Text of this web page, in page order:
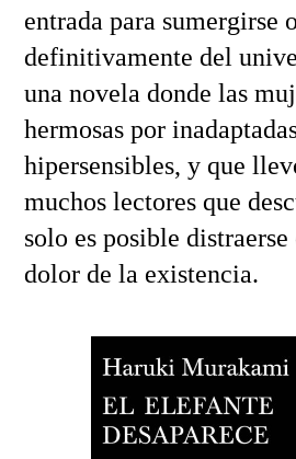
entrada para sumergirse
definitivamente del
una novela donde las
hermosas por
hipersensibles, y que
muchos lectores que
solo es posible distraerse
dolor de la existencia.